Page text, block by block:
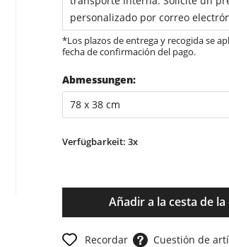
personalizado por correo
*Los plazos de entrega y recogida se
fecha de confirmación del pago.
Abmessungen:
Verfügbarkeit: 3x
Añadir a la cesta de
Recordar Cuestión de